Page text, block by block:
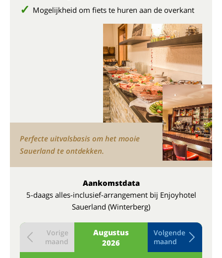
Mogelijkheid om fiets te huren aan de overkant
Perfecte uitvalsbasis om het mooie
Sauerland te ontdekken.
Aankomstdata
5-daags alles-inclusief-arrangement bij Enjoyhotel
Sauerland (Winterberg)
Augustus
2026
Vorige
maand
Volgende
maand